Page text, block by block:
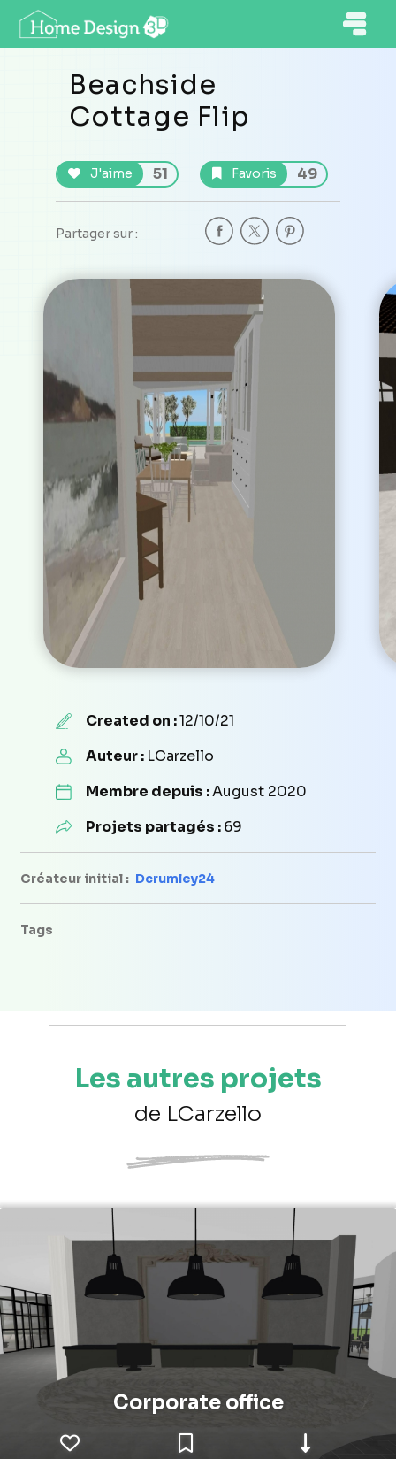
Beachside
Cottage Flip
J'aime 51 Favoris 49
Partager sur :
Created on :12/10/21
Auteur : LCarzello
Membre depuis :August 2020
Projets partagés :69
Créateur initial : Dcrumley24
Tags
Les autres projets
de LCarzello
Corporate office